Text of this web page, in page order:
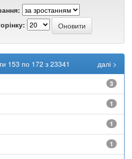
153 по 172 з 23341 далі >
3
1
1
1